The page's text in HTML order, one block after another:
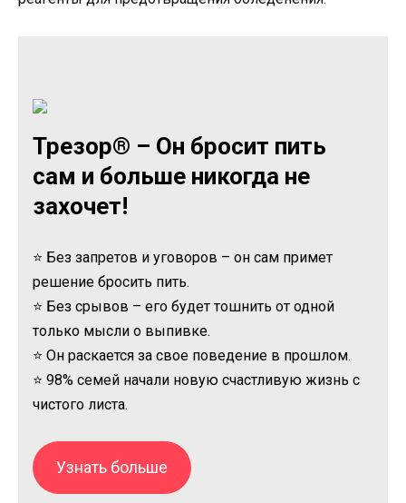
Трезор® – Он бросит пить
сам и больше никогда не
захочет!
⭐ Без запретов и уговоров – он сам примет
решение бросить пить.
⭐ Без срывов – его будет тошнить от одной
только мысли о выпивке.
⭐ Он раскается за свое поведение в прошлом.
⭐ 98% семей начали новую счастливую жизнь с
чистого листа.
Узнать больше